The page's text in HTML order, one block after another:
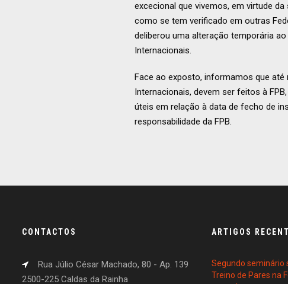
excecional que vivemos, em virtude
como se tem verificado em outras
deliberou uma alteração temporária
Internacionais.
Face ao exposto, informamos que
Internacionais, devem ser feitos à
úteis em relação à data de fecho de
responsabilidade da FPB.
CONTACTOS
Rua Júlio César Machado, 80 - Ap. 139
2500-225 Caldas da Rainha
ARTIGOS
Segundo seminário
Treino de Pares na